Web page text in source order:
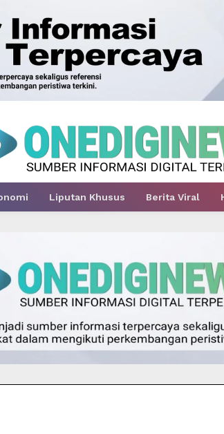
Liputan Khusus Berita Viral